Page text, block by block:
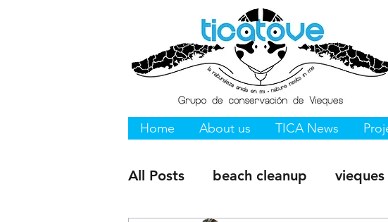
Home About us TICA News
All Posts beach cleanup vieques